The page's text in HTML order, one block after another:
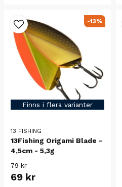
Finns i flera varianter
13 FISHING
13Fishing Origami Blade -
4,5cm - 5,3g
79 kr
69 kr
-13%